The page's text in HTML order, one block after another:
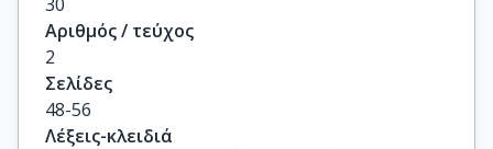
Αριθμός / τεύχος
2
Σελίδες
48-56
Λέξεις-κλειδιά